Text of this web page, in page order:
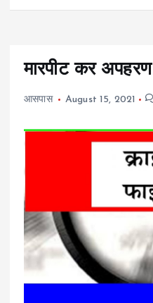
मारपीट कर
आसपास August 15, 2021